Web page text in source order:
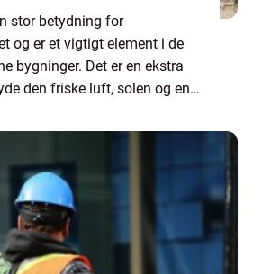
stor betydning for
og er et vigtigt element i de
bygninger. Det er en ekstra
den friske luft, solen og en
rette vedligehold...